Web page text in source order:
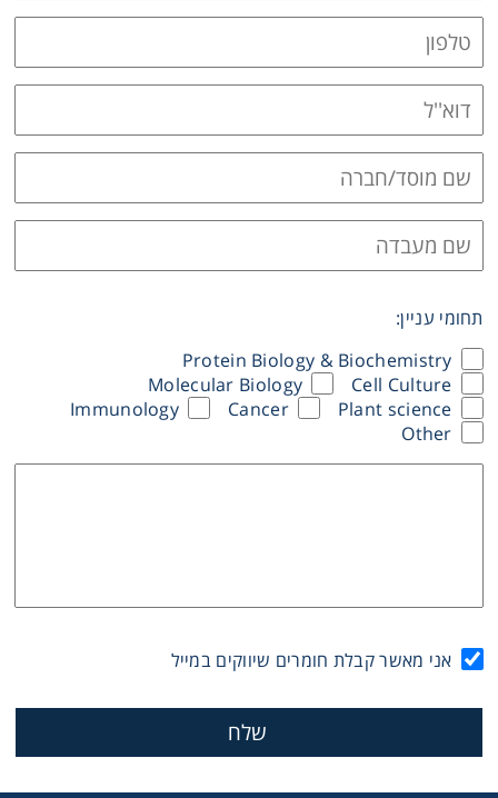
תחומי עניין:
Protein Biology & Biochemistry
Cell Culture
Molecular Biology
Plant science
Cancer
Immunology
Other
אני מאשר קבלת חומרים שיווקים במייל
Pumps
Sample Preparation
Shaking & Stirring
Storage
Thermometry
Washing
Chromatography
Lab Essentials
Liquid Handling
Plasticware